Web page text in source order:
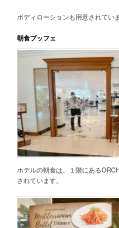
ボディローションも用意されてい
朝食ブッフェ
ホテルの朝食は、１階にある
されています。